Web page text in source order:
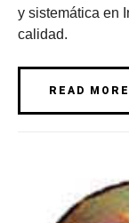
y sistemática en
calidad.
READ MORE